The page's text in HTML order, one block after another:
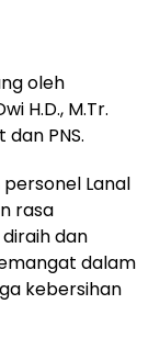
oleh
H.D., M.Tr.
PNS.
Lanal
rasa
dan
dalam
kebersihan